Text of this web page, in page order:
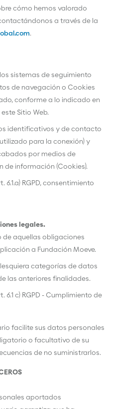
cómo hemos valorado
a través de la
.
sistemas de seguimiento
de navegación o Cookies
conforme a lo indicado en
Sitio Web.
identificativos y de contacto
para la conexión) y
por medios de
de información (Cookies).
6.1.a) RGPD, consentimiento
legales.
de aquellas obligaciones
a Fundación Moeve.
categorías de datos
las anteriores finalidades.
6.1 c) RGPD - Cumplimiento de
facilite sus datos personales
o facultativo de su
de no suministrarlos.
aportados